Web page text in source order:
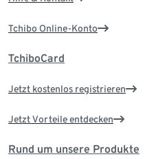
Tchibo Online-Konto
TchiboCard
Jetzt kostenlos registrieren
Jetzt Vorteile entdecken
Rund um unsere Produkte